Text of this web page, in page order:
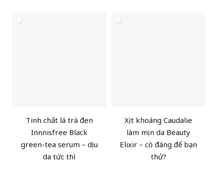
Tinh chất lá trà đen
Innnisfree Black
green-tea serum – dịu
da tức thì
Xịt khoáng Caudalie
làm mịn da Beauty
Elixir – có đáng để bạn
thử?